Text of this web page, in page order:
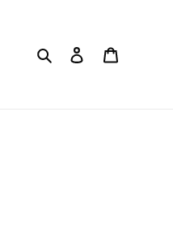
Buscar Ingresar